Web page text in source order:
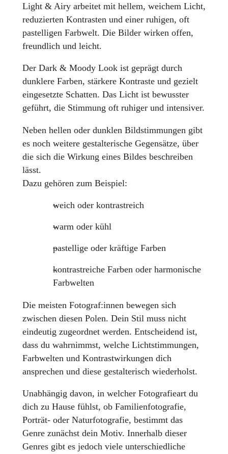
Light & Airy arbeitet mit hellem, weichem Licht,
reduzierten Kontrasten und einer ruhigen, oft
pastelligen Farbwelt. Die Bilder wirken offen,
freundlich und leicht.
Der Dark & Moody Look ist geprägt durch
dunklere Farben, stärkere Kontraste und gezielt
eingesetzte Schatten. Das Licht ist bewusster
geführt, die Stimmung oft ruhiger und intensiver.
Neben hellen oder dunklen Bildstimmungen gibt
es noch weitere gestalterische Gegensätze, über
die sich die Wirkung eines Bildes beschreiben
lässt.
Dazu gehören zum Beispiel:
weich oder kontrastreich
warm oder kühl
pastellige oder kräftige Farben
kontrastreiche Farben oder harmonische
Farbwelten
Die meisten Fotograf:innen bewegen sich
zwischen diesen Polen. Dein Stil muss nicht
eindeutig zugeordnet werden. Entscheidend ist,
dass du wahrnimmst, welche Lichtstimmungen,
Farbwelten und Kontrastwirkungen dich
ansprechen und diese gestalterisch wiederholst.
Unabhängig davon, in welcher Fotografieart du
dich zu Hause fühlst, ob Familienfotografie,
Porträt- oder Naturfotografie, bestimmt das
Genre zunächst dein Motiv. Innerhalb dieser
Genres gibt es jedoch viele unterschiedliche